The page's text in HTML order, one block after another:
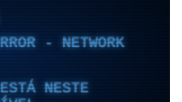
- NETWORK
NESTE